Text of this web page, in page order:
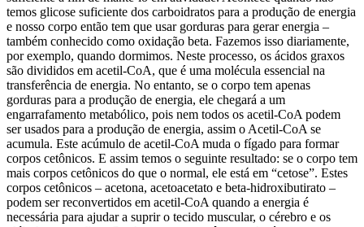
temos glicose suficiente dos carboidratos para a produção de energia
e nosso corpo então tem que usar gorduras para gerar energia –
também conhecido como oxidação beta. Fazemos isso diariamente,
por exemplo, quando dormimos. Neste processo, os ácidos graxos
são divididos em acetil-CoA, que é uma molécula essencial na
transferência de energia. No entanto, se o corpo tem apenas
gorduras para a produção de energia, ele chegará a um
engarrafamento metabólico, pois nem todos os acetil-CoA podem
ser usados ​​para a produção de energia, assim o Acetil-CoA se
acumula. Este acúmulo de acetil-CoA muda o fígado para formar
corpos cetônicos. E assim temos o seguinte resultado: se o corpo tem
mais corpos cetônicos do que o normal, ele está em “cetose”. Estes
corpos cetônicos – acetona, acetoacetato e beta-hidroxibutirato –
podem ser reconvertidos em acetil-CoA quando a energia é
necessária para ajudar a suprir o tecido muscular, o cérebro e os